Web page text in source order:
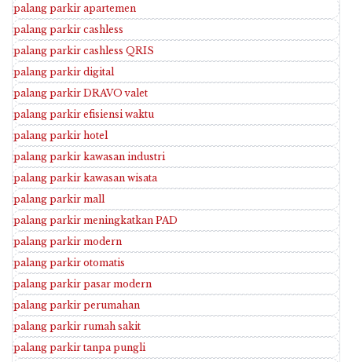
palang parkir apartemen
palang parkir cashless
palang parkir cashless QRIS
palang parkir digital
palang parkir DRAVO valet
palang parkir efisiensi waktu
palang parkir hotel
palang parkir kawasan industri
palang parkir kawasan wisata
palang parkir mall
palang parkir meningkatkan PAD
palang parkir modern
palang parkir otomatis
palang parkir pasar modern
palang parkir perumahan
palang parkir rumah sakit
palang parkir tanpa pungli